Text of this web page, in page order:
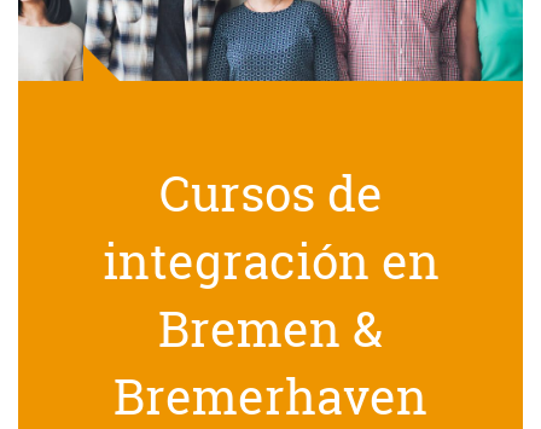
Cursos de
integración en
Bremen &
Bremerhaven